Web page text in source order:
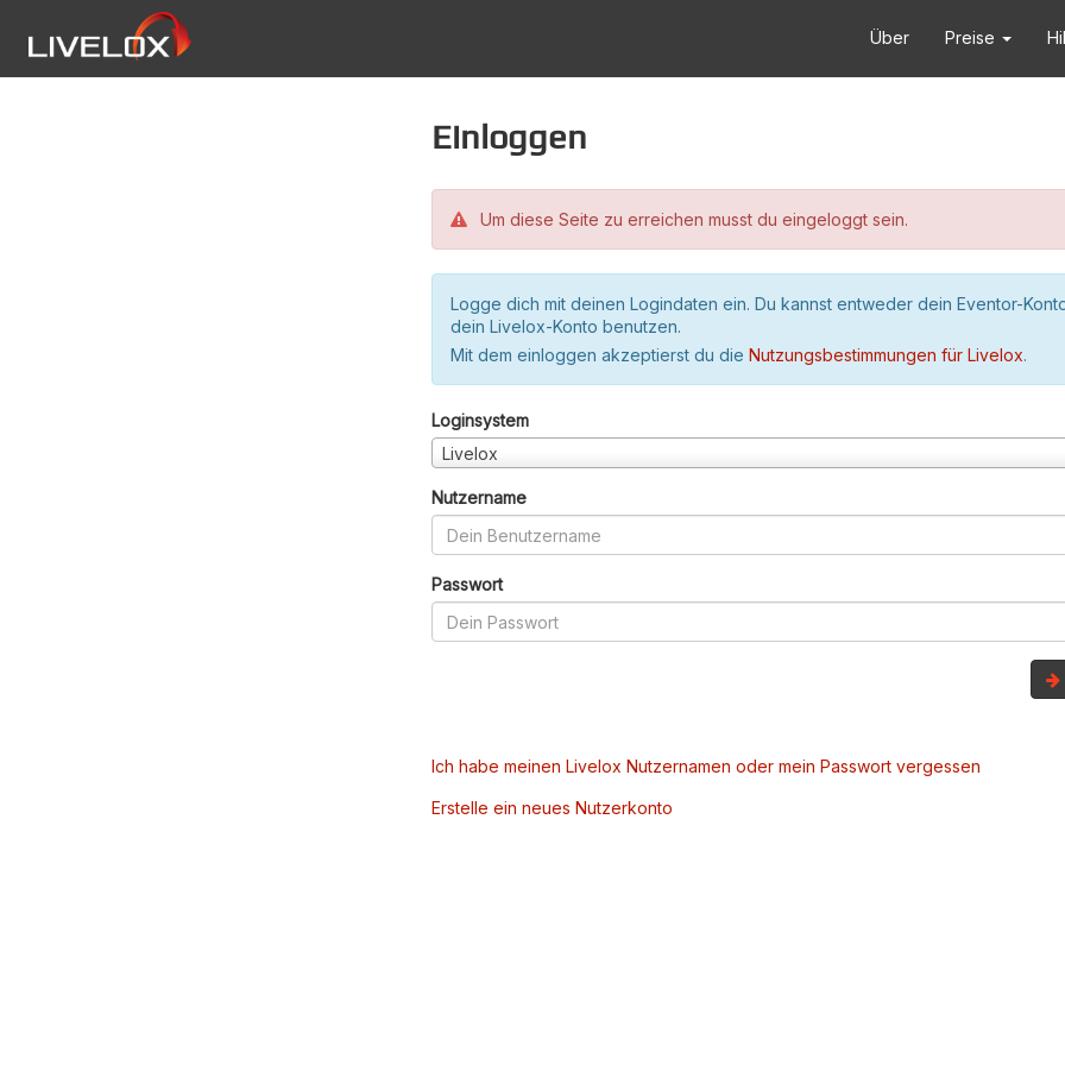
Über Preise
Einloggen
Um diese Seite zu erreichen musst du eingeloggt sein.
Logge dich mit deinen Logindaten ein. Du kannst entweder dein Eventor-
dein Livelox-Konto benutzen.
Mit dem einloggen akzeptierst du die Nutzungsbestimmungen für Livelox.
Loginsystem
Livelox
Nutzername
Passwort
Ich habe meinen Livelox Nutzernamen oder mein Passwort vergessen
Erstelle ein neues Nutzerkonto